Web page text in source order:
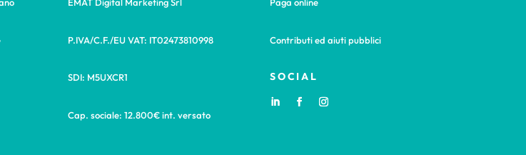
P.IVA/C.F./EU VAT: IT02473810998
SDI: M5UXCR1
Cap. sociale: 12.800€ int. versato
Contributi ed aiuti pubblici
SOCIAL